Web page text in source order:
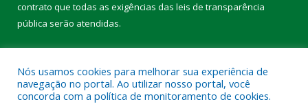
contrato que todas as exigências das leis de transparência
pública serão atendidas.
Nós usamos cookies para melhorar sua experiência de
navegação no portal. Ao utilizar nosso portal, você
concorda com a política de monitoramento de cookies.